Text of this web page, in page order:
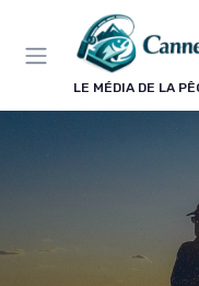
LE MÉDIA DE LA
Panneau de gestion des